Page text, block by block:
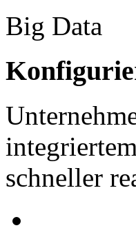
Big Data
schneller